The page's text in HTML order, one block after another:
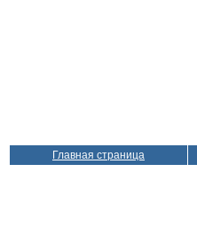
Главная страница